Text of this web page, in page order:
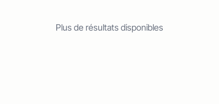
Plus de résultats disponibles